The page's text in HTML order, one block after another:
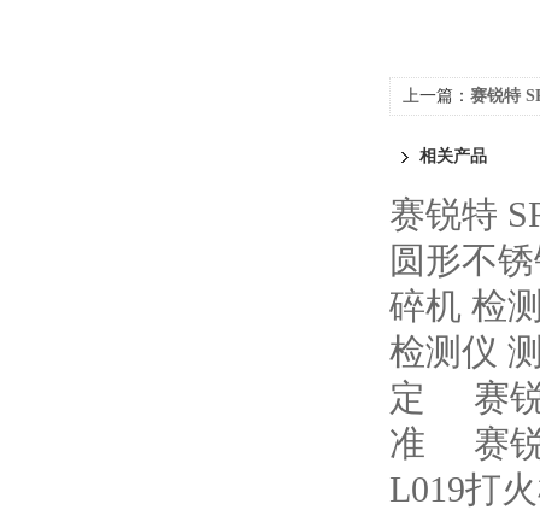
上一篇： 赛锐特
相关产品
赛锐特
圆形不
碎机 检
检测仪
定
赛
准
赛
L019打